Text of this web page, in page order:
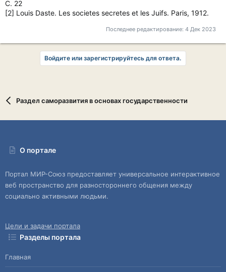
С. 22
[2] Louis Daste. Les societes secretes et les Juifs. Paris, 1912.
Последнее редактирование: 4 Дек 2023
Войдите или зарегистрируйтесь для ответа.
Раздел саморазвития в основах государственности
О портале
Портал МИР-Союз предоставляет универсальное интерактивное
веб пространство для разностороннего общения между
социально активными людьми.
Цели и задачи портала
Разделы портала
Главная